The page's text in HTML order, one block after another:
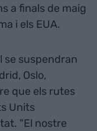
a finals de maig
i els EUA.
se suspendran
Oslo,
que els rutes
Units
"El nostre